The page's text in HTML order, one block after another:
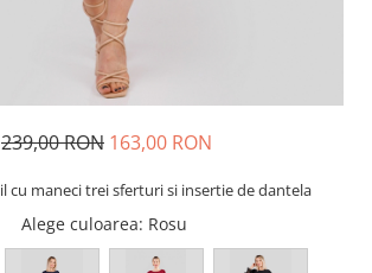
239,00 RON 163,00 RON
cu maneci trei sferturi si insertie de dantela
Alege culoarea: Rosu